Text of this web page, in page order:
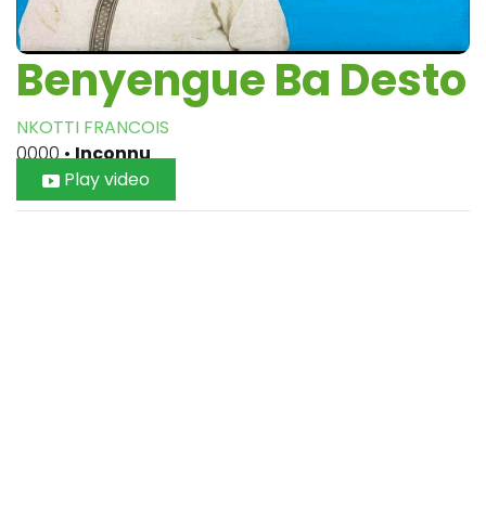
Benyengue Ba Desto
NKOTTI FRANCOIS
0000•Inconnu
Play video